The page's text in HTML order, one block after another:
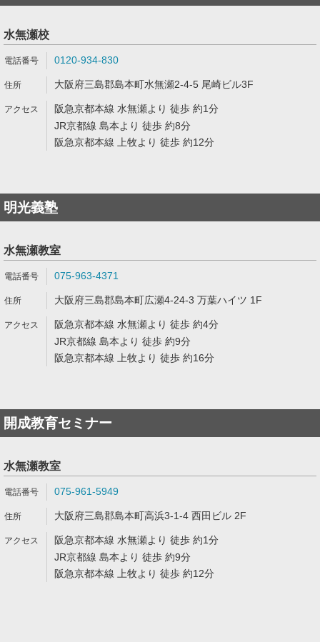
水無瀬校
0120-934-830
大阪府三島郡島本町水無瀬2-4-5 尾崎ビル3F
阪急京都本線 水無瀬より 徒歩 約1分
JR京都線 島本より 徒歩 約8分
阪急京都本線 上牧より 徒歩 約12分
明光義塾
水無瀬教室
075-963-4371
大阪府三島郡島本町広瀬4-24-3 万葉ハイツ 1F
阪急京都本線 水無瀬より 徒歩 約4分
JR京都線 島本より 徒歩 約9分
阪急京都本線 上牧より 徒歩 約16分
開成教育セミナー
水無瀬教室
075-961-5949
大阪府三島郡島本町高浜3-1-4 西田ビル 2F
阪急京都本線 水無瀬より 徒歩 約1分
JR京都線 島本より 徒歩 約9分
阪急京都本線 上牧より 徒歩 約12分